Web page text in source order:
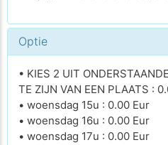
Optie
• KIES 2 UIT
TE ZIJN VAN EEN PLAATS :
• woensdag 15u : 0.00 Eur
• woensdag 16u : 0.00 Eur
• woensdag 17u : 0.00 Eur